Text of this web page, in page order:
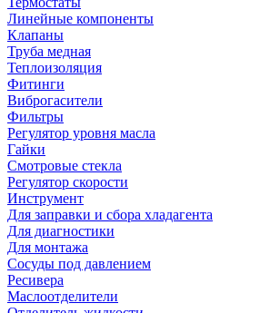
Линейные компоненты
Клапаны
Труба медная
Теплоизоляция
Фитинги
Виброгасители
Фильтры
Регулятор уровня масла
Гайки
Смотровые стекла
Регулятор скорости
Инструмент
Для заправки и сбора хладагента
Для диагностики
Для монтажа
Сосуды под давлением
Ресивера
Маслоотделители